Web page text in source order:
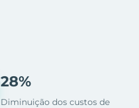
28%
Diminuição dos custos de